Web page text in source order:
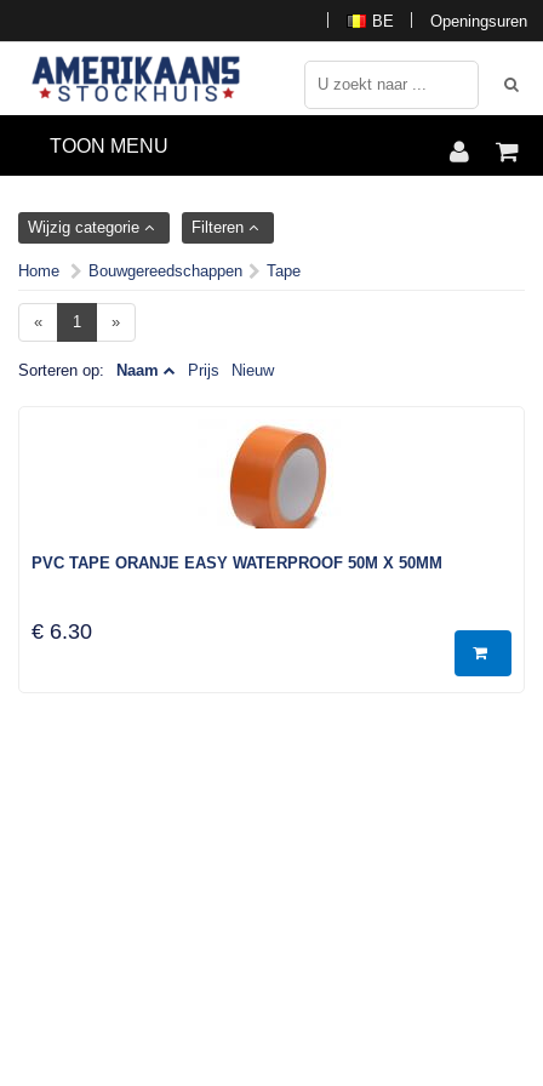
Openingsuren
BE
TOON MENU
Wijzig categorie Filteren
Home Bouwgereedschappen Tape
« 1 »
Sorteren op: Naam Prijs Nieuw
PVC TAPE ORANJE EASY WATERPROOF 50M X 50MM
€ 6.30